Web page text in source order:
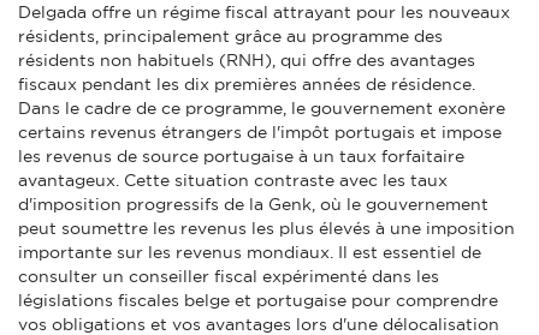
Delgada offre un régime fiscal attrayant pour les nouveaux
résidents, principalement grâce au programme des
résidents non habituels (RNH), qui offre des avantages
fiscaux pendant les dix premières années de résidence.
Dans le cadre de ce programme, le gouvernement exonère
certains revenus étrangers de l'impôt portugais et impose
les revenus de source portugaise à un taux forfaitaire
avantageux. Cette situation contraste avec les taux
d'imposition progressifs de la Genk, où le gouvernement
peut soumettre les revenus les plus élevés à une imposition
importante sur les revenus mondiaux. Il est essentiel de
consulter un conseiller fiscal expérimenté dans les
législations fiscales belge et portugaise pour comprendre
vos obligations et vos avantages lors d'une délocalisation